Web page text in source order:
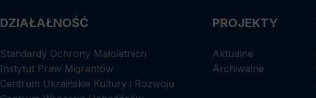
DZIAŁAŁNOŚĆ
Standardy Ochrony Małoletnich
Instytut Praw Migrantów
Centrum Ukraińskie Kultury i Rozwoju
PROJEKTY
Aktualne
Archiwalne